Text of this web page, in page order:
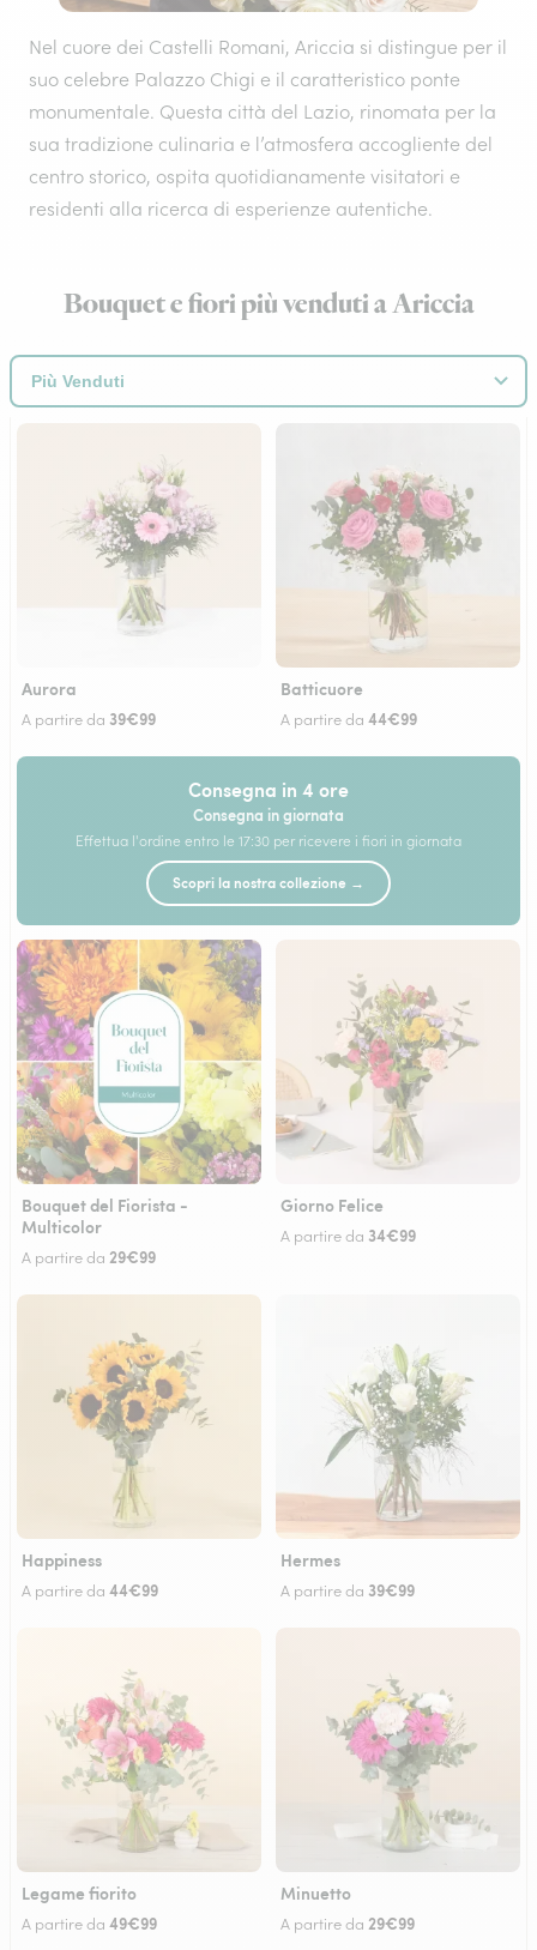
Nel cuore dei Castelli Romani, Ariccia si distingue per il
suo celebre Palazzo Chigi e il caratteristico ponte
monumentale. Questa città del Lazio, rinomata per la
sua tradizione culinaria e l’atmosfera accogliente del
centro storico, ospita quotidianamente visitatori e
residenti alla ricerca di esperienze autentiche.
Bouquet e fiori più venduti a Ariccia
Aurora
A partire da 39€99
Batticuore
A partire da 44€99
Consegna in 4 ore
Consegna in giornata
Effettua l'ordine entro le 17:30 per ricevere i fiori in giornata
Scopri la nostra collezione →
Bouquet del Fiorista -
Multicolor
A partire da 29€99
Giorno Felice
A partire da 34€99
Happiness
A partire da 44€99
Hermes
A partire da 39€99
Legame fiorito
A partire da 49€99
Minuetto
A partire da 29€99